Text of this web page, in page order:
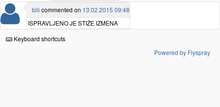
bili commented on 13.02.2015 09:48
ISPRAVLJENO JE STIŽE IZMENA
Keyboard shortcuts
Powered by Flyspray